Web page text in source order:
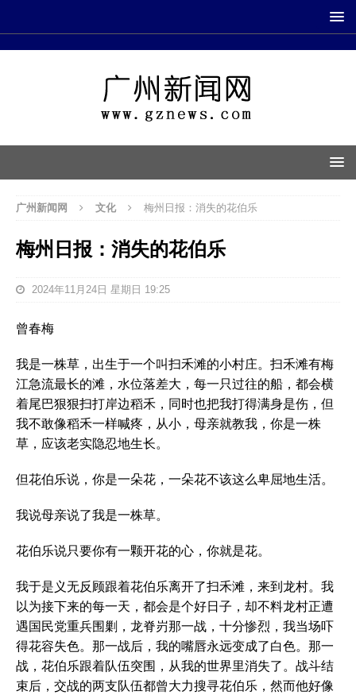
广州新闻网 文化 梅州日报：消失的花伯乐
梅州日报：消失的花伯乐
2024年11月24日 星期日 19:25
曾春梅
我是一株草，出生于一个叫扫禾滩的小村庄。扫禾滩有梅
江急流最长的滩，水位落差大，每一只过往的船，都会横
着尾巴狠狠扫打岸边稻禾，同时也把我打得满身是伤，但
我不敢像稻禾一样喊疼，从小，母亲就教我，你是一株
草，应该老实隐忍地生长。
但花伯乐说，你是一朵花，一朵花不该这么卑屈地生活。
我说母亲说了我是一株草。
花伯乐说只要你有一颗开花的心，你就是花。
我于是义无反顾跟着花伯乐离开了扫禾滩，来到龙村。我
以为接下来的每一天，都会是个好日子，却不料龙村正遭
遇国民党重兵围剿，龙脊岃那一战，十分惨烈，我当场吓
得花容失色。那一战后，我的嘴唇永远变成了白色。那一
战，花伯乐跟着队伍突围，从我的世界里消失了。战斗结
束后，交战的两支队伍都曾大力搜寻花伯乐，然而他好像